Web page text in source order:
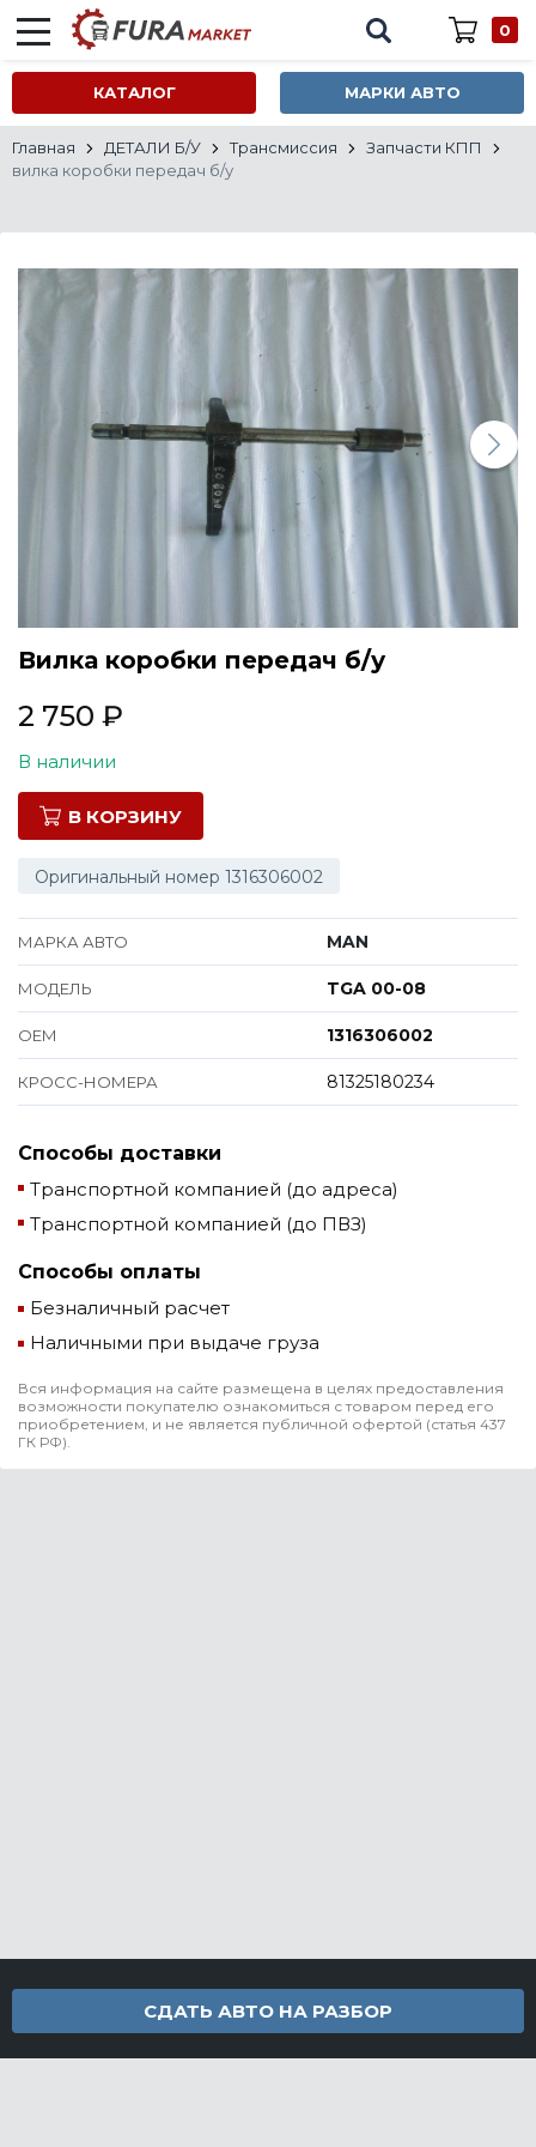
0
КАТАЛОГ МАРКИ АВТО
Все марки
Главная ДЕТАЛИ Б/У Трансмиссия
Запчасти КПП
вилка коробки передач б/у
Вилка коробки передач б/у
2 750 ₽
В наличии
В КОРЗИНУ
Оригинальный номер 1316306002
МАРКА АВТО MAN
МОДЕЛЬ TGA 00-08
ОЕМ 1316306002
КРОСС-НОМЕРА 81325180234
Способы доставки
Транспортной компанией (до адреса)
Транспортной компанией (до ПВЗ)
Способы оплаты
Безналичный расчет
Наличными при выдаче груза
Вся информация на сайте размещена в целях предоставления
возможности покупателю ознакомиться с товаром перед его
приобретением, и не является публичной офертой (статья 437
ГК РФ).
СДАТЬ АВТО НА РАЗБОР